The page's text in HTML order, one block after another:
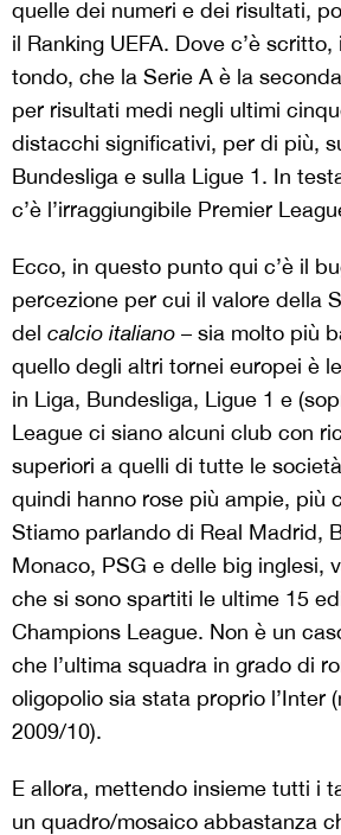
quelle dei numeri e dei risultati,
il Ranking UEFA. Dove c’è
tondo, che la Serie A è la
per risultati medi negli ultimi
distacchi significativi, per di più,
Bundesliga e sulla Ligue 1. In
c’è l’irraggiungibile Premier
Ecco, in questo punto qui c’è il
percezione per cui il valore della
del calcio italiano – sia molto più
quello degli altri tornei europei è
in Liga, Bundesliga, Ligue 1 e
League ci siano alcuni club con
superiori a quelli di tutte le
quindi hanno rose più ampie, più
Stiamo parlando di Real Madrid,
Monaco, PSG e delle big inglesi,
che si sono spartiti le ultime 15
Champions League. Non è un
che l’ultima squadra in grado di
oligopolio sia stata proprio l’Inter
2009/10).
E allora, mettendo insieme tutti i
un quadro/mosaico abbastanza